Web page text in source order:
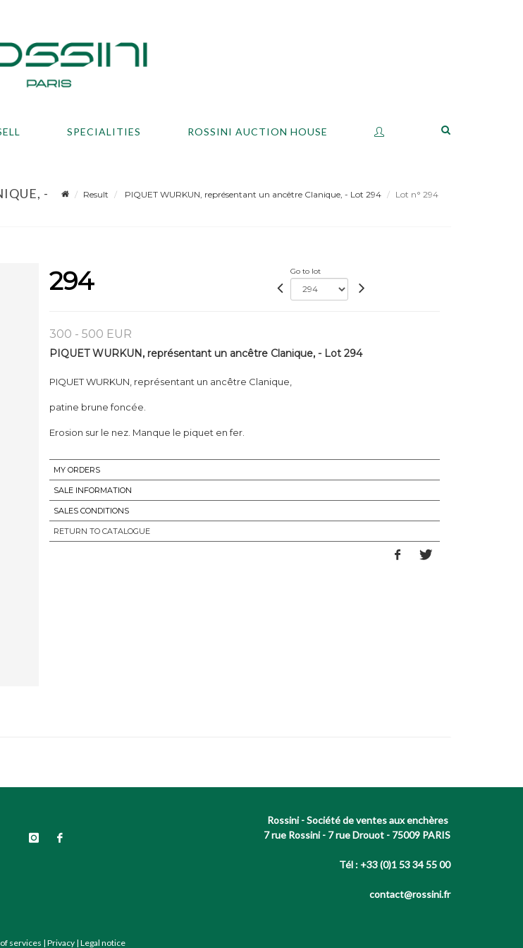
SPECIALITIES ROSSINI AUCTION HOUSE
-
Result PIQUET WURKUN, représentant un ancêtre Clanique, - Lot 294 Lot n° 294
294 Go to lot
300 - 500 EUR
PIQUET WURKUN, représentant un ancêtre Clanique, - Lot 294
PIQUET WURKUN, représentant un ancêtre Clanique,
patine brune foncée.
Erosion sur le nez. Manque le piquet en fer.
MY ORDERS
SALE INFORMATION
SALES CONDITIONS
RETURN TO CATALOGUE
Rossini - Société de ventes aux enchères
7 rue Rossini - 7 rue Drouot - 75009 PARIS
Tél : +33 (0)1 53 34 55 00
contact@rossini.fr
services | Privacy| Legal notice